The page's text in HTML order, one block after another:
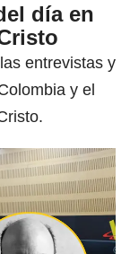
día en
entrevistas y
y el